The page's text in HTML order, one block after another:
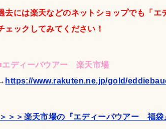
去には楽天などのネットショップでも「エ
ェックしてみてください！
エディーバウアー 楽天市場
https://www.rakuten.ne.jp/gold/
＞＞＞楽天市場の『エディーバウアー 福袋